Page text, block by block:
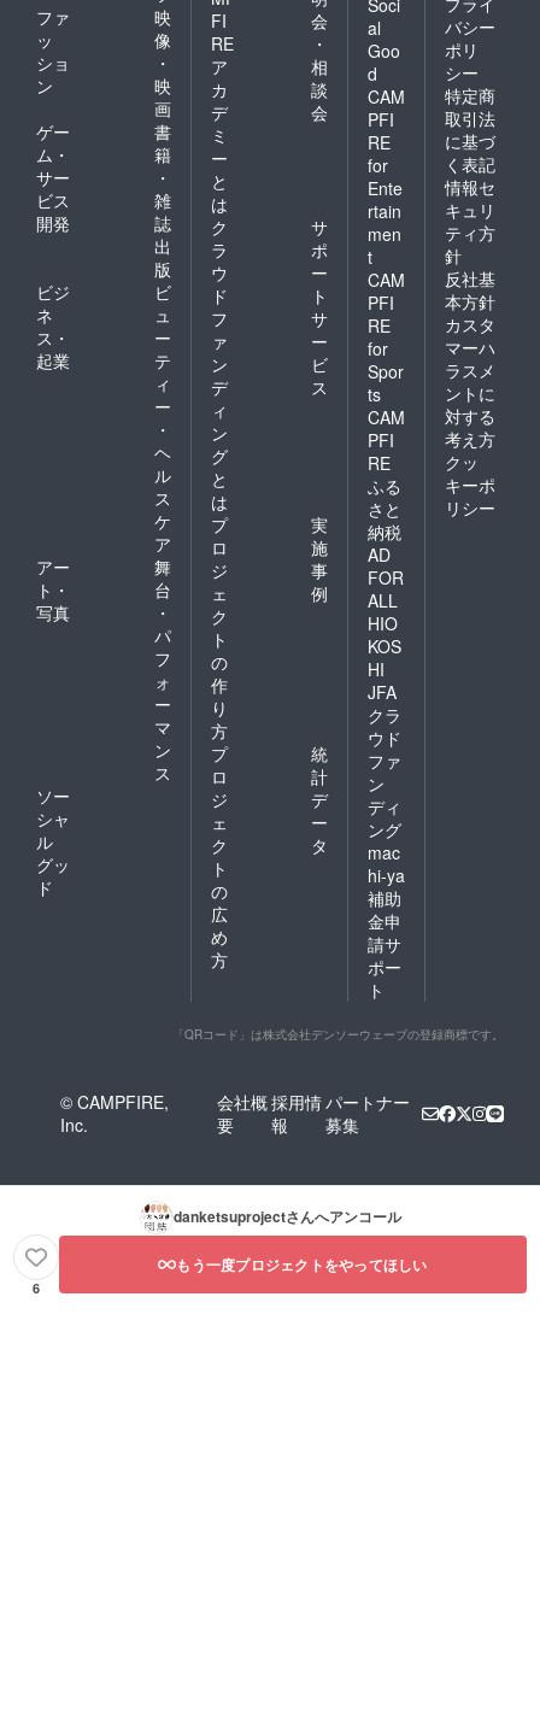
ファ
ッ
ショ
ン
映
像
・
映
画
ゲー
ム・
サー
ビス
開発
書
籍
・
雑
誌
出
版
ビジ
ネ
ス・
起業
ビ
ュ
ー
テ
ィ
ー
・
ヘ
ル
ス
ケ
ア
アー
ト・
写真
舞
台
・
パ
フ
ォ
ー
マ
ン
ス
ソー
シャ
ル
グッ
ド
FI
RE
ア
カ
デ
ミ
ー
と
は
会
・
相
談
会
ク
ラ
ウ
ド
フ
ァ
ン
デ
ィ
ン
グ
と
は
サ
ポ
ー
ト
サ
ー
ビ
ス
プ
ロ
ジ
ェ
ク
ト
の
作
り
方
実
施
事
例
プ
ロ
ジ
ェ
ク
ト
の
広
め
方
統
計
デ
ー
タ
al
Goo
d
CAM
PFI
RE
for
Ente
rtain
men
t
CAM
PFI
RE
for
Spor
ts
CAM
PFI
RE
ふる
さと
納税
AD
FOR
ALL
HIO
KOS
HI
JFA
クラ
ウド
ファ
ン
ディ
ング
mac
hi-ya
補助
金申
請サ
ポー
ト
バシー
ポリ
シー
特定商
取引法
に基づ
く表記
情報セ
キュリ
ティ方
針
反社基
本方針
カスタ
マーハ
ラスメ
ントに
対する
考え方
クッ
キーポ
リシー
「QRコード」は株式会社デンソーウェーブの登録商標です。
© CAMPFIRE,
Inc.
会社概
要
採用情
報
パートナー
募集
danketsuprojectさんへアンコール
6
もう一度プロジェクトをやってほしい